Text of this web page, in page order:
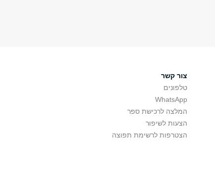
צור קשר
טלפונים
WhatsApp
המלצה לרכישת ספר
הצעות לשיפור
הצטרפות לרשימת תפוצה